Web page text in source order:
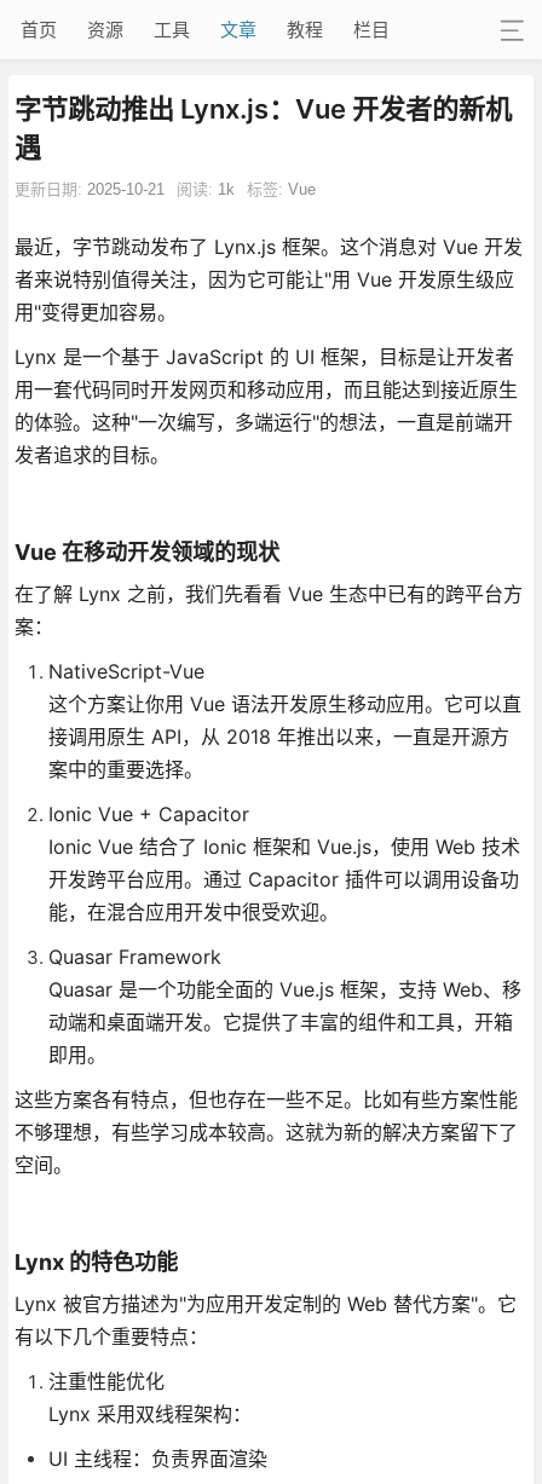
首页 资源 工具 文章 教程 栏目
字节跳动推出 Lynx.js：Vue 开发者的新机
遇
更新日期: 2025-10-21 阅读: 1k 标签: Vue
最近，字节跳动发布了 Lynx.js 框架。这个消息对 Vue 开发
者来说特别值得关注，因为它可能让"用 Vue 开发原生级应
用"变得更加容易。
Lynx 是一个基于 JavaScript 的 UI 框架，目标是让开发者
用一套代码同时开发网页和移动应用，而且能达到接近原生
的体验。这种"一次编写，多端运行"的想法，一直是前端开
发者追求的目标。
Vue 在移动开发领域的现状
在了解 Lynx 之前，我们先看看 Vue 生态中已有的跨平台方
案：
NativeScript-Vue
这个方案让你用 Vue 语法开发原生移动应用。它可以直
接调用原生 API，从 2018 年推出以来，一直是开源方
案中的重要选择。
Ionic Vue + Capacitor
Ionic Vue 结合了 Ionic 框架和 Vue.js，使用 Web 技术
开发跨平台应用。通过 Capacitor 插件可以调用设备功
能，在混合应用开发中很受欢迎。
Quasar Framework
Quasar 是一个功能全面的 Vue.js 框架，支持 Web、移
动端和桌面端开发。它提供了丰富的组件和工具，开箱
即用。
这些方案各有特点，但也存在一些不足。比如有些方案性能
不够理想，有些学习成本较高。这就为新的解决方案留下了
空间。
Lynx 的特色功能
Lynx 被官方描述为"为应用开发定制的 Web 替代方案"。它
有以下几个重要特点：
注重性能优化
Lynx 采用双线程架构：
UI 主线程：负责界面渲染